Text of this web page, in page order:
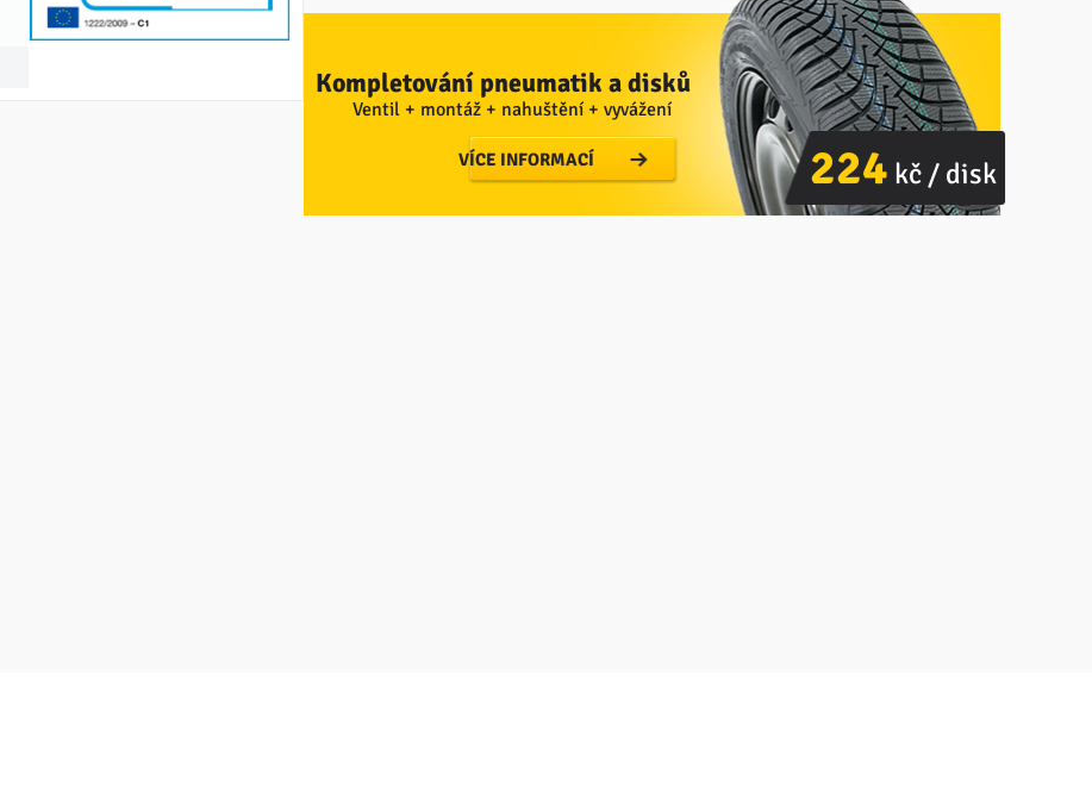
Kompletování pneumatik a disků
Ventil + montáž + nahuštění + vyvážení
VÍCE INFORMACÍ 224 kč / disk